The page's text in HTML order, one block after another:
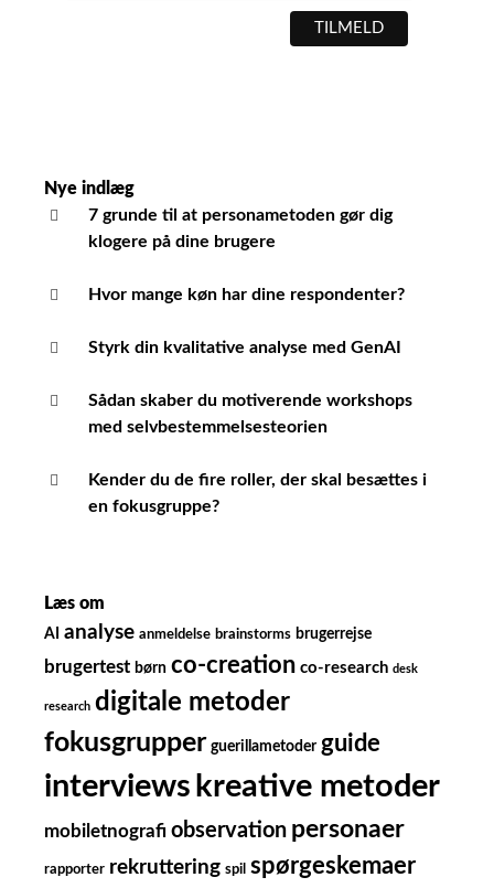
Nye indlæg
7 grunde til at personametoden gør dig
klogere på dine brugere
Hvor mange køn har dine respondenter?
Styrk din kvalitative analyse med GenAI
Sådan skaber du motiverende workshops
med selvbestemmelsesteorien
Kender du de fire roller, der skal besættes i
en fokusgruppe?
Læs om
AI analyse anmeldelse brainstorms brugerrejse
brugertest børn co-creation co-research desk
research digitale metoder
fokusgrupper guerillametoder guide
interviews kreative metoder
mobiletnografi observation personaer
rapporter rekruttering spil spørgeskemaer